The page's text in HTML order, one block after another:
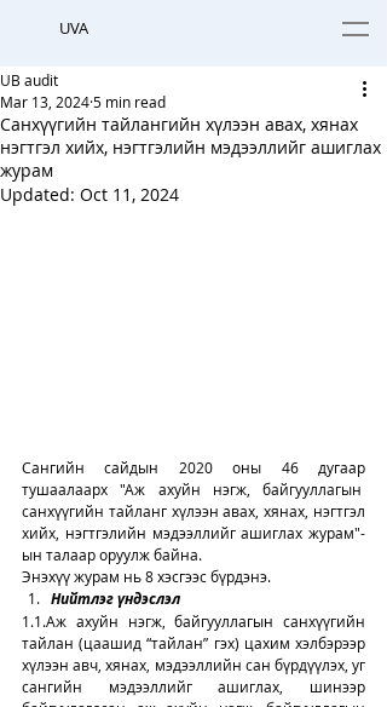
UVA
Санхүүгийн тайлангийн хүлээн авах, хянах
нэгтгэл хийх, нэгтгэлийн мэдээллийг ашиглах
журам
UB audit
Mar 13, 20245 min read
Updated: Oct 11, 2024
Сангийн сайдын 2020 оны 46 дугаар
тушаалаарх "Аж ахуйн нэгж, байгууллагын
санхүүгийн тайланг хүлээн авах, хянах, нэгтгэл
хийх, нэгтгэлийн мэдээллийг ашиглах журам"-
ын талаар оруулж байна.
Энэхүү журам нь 8 хэсгээс бүрдэнэ.
Нийтлэг үндэслэл
1.1.Аж ахуйн нэгж, байгууллагын санхүүгийн
тайлан (цаашид “тайлан” гэх) цахим хэлбэрээр
хүлээн авч, хянах, мэдээллийн сан бүрдүүлэх, уг
сангийн мэдээллийг ашиглах, шинээр